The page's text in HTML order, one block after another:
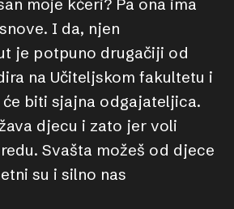
moje kćeri? Pa ona ima
I da, njen
je potpuno drugačiji od
na Učiteljskom fakultetu i
će biti sjajna odgajateljica.
djecu i zato jer voli
Svašta možeš od djece
su i silno nas